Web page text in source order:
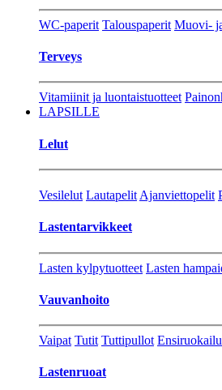
WC-paperit Talouspaperit Muovi-
Terveys
Vitamiinit ja luontaistuotteet
LAPSILLE
Lelut
Vesilelut Lautapelit Ajanviettopelit
Lastentarvikkeet
Lasten kylpytuotteet Lasten
Vauvanhoito
Vaipat Tutit Tuttipullot Ensiruokailu
Lastenruoat